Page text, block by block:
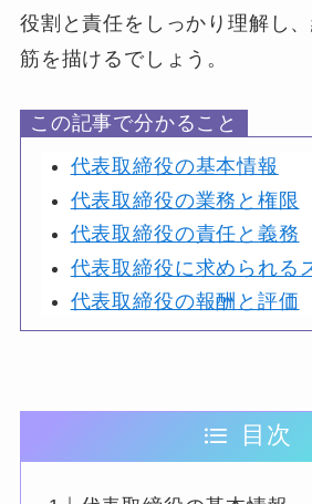
役割と責任をしっかり理解し
筋を描けるでしょう。
この記事で分かること
代表取締役の基本情報
代表取締役の業務と権限
代表取締役の責任と義務
代表取締役に求められる
代表取締役の報酬と評価
目次